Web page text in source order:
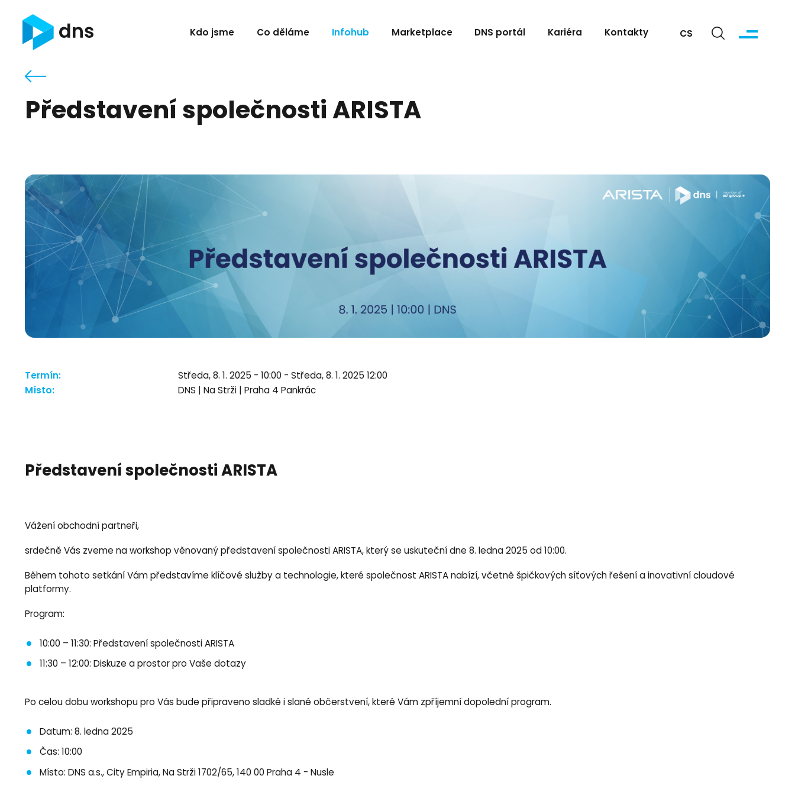
Kdo jsme Co děláme Infohub Marketplace DNS portál Kariéra Kontakty CS
Představení společnosti ARISTA
Termín: Středa, 8. 1. 2025 - 10:00 - Středa, 8. 1. 2025 12:00
Místo: DNS | Na Strži | Praha 4 Pankrác
Představení společnosti ARISTA
Vážení obchodní partneři,
srdečně Vás zveme na workshop věnovaný představení společnosti ARISTA, který se uskuteční dne 8. ledna 2025 od 10:00.
Během tohoto setkání Vám představíme klíčové služby a technologie, které společnost ARISTA nabízí, včetně špičkových síťových řešení a inovativní cloudové
platformy.
Program:
10:00 – 11:30: Představení společnosti ARISTA
11:30 – 12:00: Diskuze a prostor pro Vaše dotazy
Po celou dobu workshopu pro Vás bude připraveno sladké i slané občerstvení, které Vám zpříjemní dopolední program.
Datum: 8. ledna 2025
Čas: 10:00
Místo: DNS a.s., City Empiria, Na Strži 1702/65, 140 00 Praha 4 - Nusle